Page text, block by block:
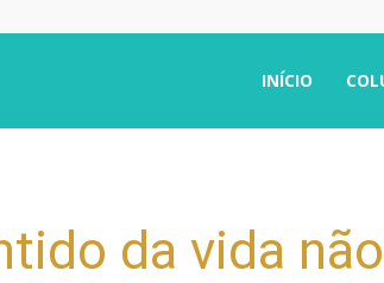
INÍCIO
da vida